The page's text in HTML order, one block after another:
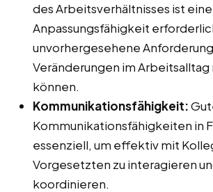
des Arbeitsverhältnisses ist
Anpassungsfähigkeit
unvorhergesehene
Veränderungen im Arbeitsalltag
können.
Kommunikationsfähigkeit:
Kommunikationsfähigkeiten in
essenziell, um effektiv mit
Vorgesetzten zu interagieren
koordinieren.